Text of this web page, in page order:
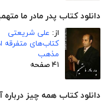
دانلود کتاب پدر مادر ما
از: علی شریعتی
کتاب‌های متفرقه
مذهب
۴۱ صفحه
دانلود کتاب همه چیز